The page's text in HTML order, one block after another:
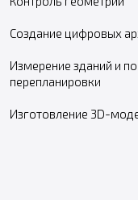
Создание цифровых
Измерение зданий и
перепланировки
Изготовление 3D-